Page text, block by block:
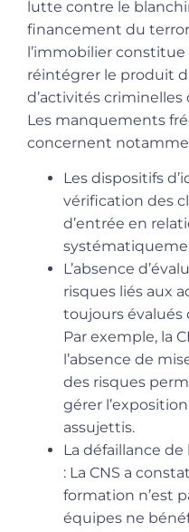
lutte contre le
financement du
l’immobilier
réintégrer le produit
d’activités
Les manquements
concernent
Les dispositifs
vérification des
d’entrée en
L’absence
risques liés aux
toujours évalués
Par exemple, la
l’absence de
des risques
gérer
assujettis.
La défaillance
: La CNS a
formation n’est
équipes ne